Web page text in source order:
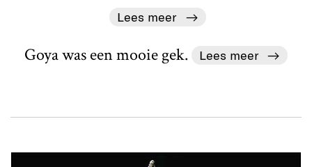
Lees meer
Goya was een mooie gek. Lees meer